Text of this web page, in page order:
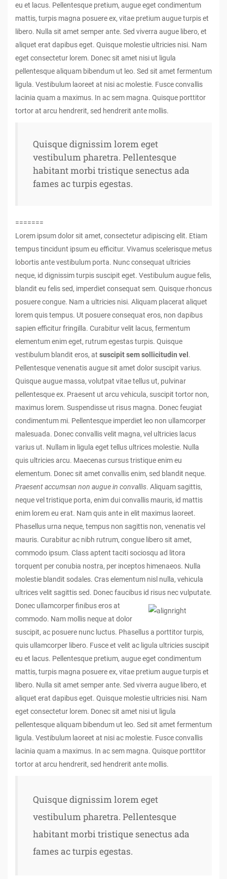
eu et lacus. Pellentesque pretium, augue eget condimentum
mattis, turpis magna posuere ex, vitae pretium augue turpis et
libero. Nulla sit amet semper ante. Sed viverra augue libero, et
aliquet erat dapibus eget. Quisque molestie ultricies nisi. Nam
eget consectetur lorem. Donec sit amet nisi ut ligula
pellentesque aliquam bibendum ut leo. Sed sit amet fermentum
ligula. Vestibulum laoreet at nisi ac molestie. Fusce convallis
lacinia quam a maximus. In ac sem magna. Quisque porttitor
tortor at arcu hendrerit, sed hendrerit ante mollis.
Quisque dignissim lorem eget
vestibulum pharetra. Pellentesque
habitant morbi tristique senectus ada
fames ac turpis egestas.
=======
Lorem ipsum dolor sit amet, consectetur adipiscing elit. Etiam
tempus tincidunt ipsum eu efficitur. Vivamus scelerisque metus
lobortis ante vestibulum porta. Nunc consequat ultricies
neque, id dignissim turpis suscipit eget. Vestibulum augue felis,
blandit eu felis sed, imperdiet consequat sem. Quisque rhoncus
posuere congue. Nam a ultricies nisi. Aliquam placerat aliquet
lorem quis tempus. Ut posuere consequat eros, non dapibus
sapien efficitur fringilla. Curabitur velit lacus, fermentum
elementum enim eget, rutrum egestas turpis. Quisque
vestibulum blandit eros, at suscipit sem sollicitudin vel .
Pellentesque venenatis augue sit amet dolor suscipit varius.
Quisque augue massa, volutpat vitae tellus ut, pulvinar
pellentesque ex. Praesent ut arcu vehicula, suscipit tortor non,
maximus lorem. Suspendisse ut risus magna. Donec feugiat
condimentum mi. Pellentesque imperdiet leo non ullamcorper
malesuada. Donec convallis velit magna, vel ultricies lacus
varius ut. Nullam in ligula eget tellus ultrices molestie. Nulla
quis ultricies arcu. Maecenas cursus tristique enim eu
elementum. Donec sit amet convallis enim, sed blandit neque.
Praesent accumsan non augue in convallis. Aliquam sagittis,
neque vel tristique porta, enim dui convallis mauris, id mattis
enim lorem eu erat. Nam quis ante in elit maximus laoreet.
Phasellus urna neque, tempus non sagittis non, venenatis vel
mauris. Curabitur ac nibh rutrum, congue libero sit amet,
commodo ipsum. Class aptent taciti sociosqu ad litora
torquent per conubia nostra, per inceptos himenaeos. Nulla
molestie blandit sodales. Cras elementum nisl nulla, vehicula
ultrices velit sagittis sed. Donec faucibus id risus nec vulputate.
Donec ullamcorper finibus eros at
commodo. Nam mollis neque at dolor
suscipit, ac posuere nunc luctus. Phasellus a porttitor turpis,
quis ullamcorper libero. Fusce et velit ac ligula ultricies suscipit
eu et lacus. Pellentesque pretium, augue eget condimentum
mattis, turpis magna posuere ex, vitae pretium augue turpis et
libero. Nulla sit amet semper ante. Sed viverra augue libero, et
aliquet erat dapibus eget. Quisque molestie ultricies nisi. Nam
eget consectetur lorem. Donec sit amet nisi ut ligula
pellentesque aliquam bibendum ut leo. Sed sit amet fermentum
ligula. Vestibulum laoreet at nisi ac molestie. Fusce convallis
lacinia quam a maximus. In ac sem magna. Quisque porttitor
tortor at arcu hendrerit, sed hendrerit ante mollis.
Quisque dignissim lorem eget
vestibulum pharetra. Pellentesque
habitant morbi tristique senectus ada
fames ac turpis egestas.